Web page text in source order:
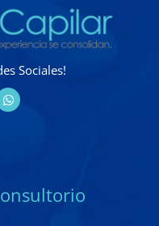
Sociales!